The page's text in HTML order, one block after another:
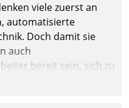
viele zuerst an
automatisierte
Doch damit sie
auch
bereit sein, sich zu
werden sie an ihr